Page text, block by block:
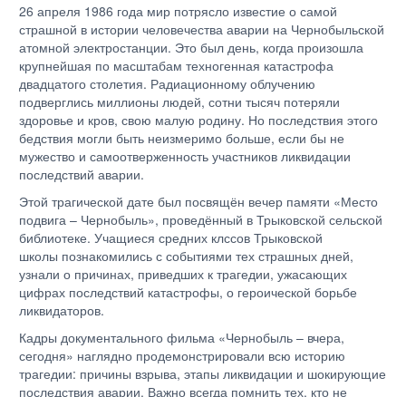
26 апреля 1986 года мир потрясло известие о самой
страшной в истории человечества аварии на Чернобыльской
атомной электростанции. Это был день, когда произошла
крупнейшая по масштабам техногенная катастрофа
двадцатого столетия. Радиационному облучению
подверглись миллионы людей, сотни тысяч потеряли
здоровье и кров, свою малую родину. Но последствия этого
бедствия могли быть неизмеримо больше, если бы не
мужество и самоотверженность участников ликвидации
последствий аварии.
Этой трагической дате был посвящён вечер памяти «Место
подвига – Чернобыль», проведённый в Трыковской сельской
библиотеке. Учащиеся средних клссов Трыковской
школы познакомились с событиями тех страшных дней,
узнали о причинах, приведших к трагедии, ужасающих
цифрах последствий катастрофы, о героической борьбе
ликвидаторов.
Кадры документального фильма «Чернобыль – вчера,
сегодня» наглядно продемонстрировали всю историю
трагедии: причины взрыва, этапы ликвидации и шокирующие
последствия аварии. Важно всегда помнить тех, кто не